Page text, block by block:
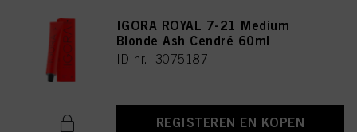
IGORA ROYAL 7-21 Medium
Blonde Ash Cendré 60ml
ID-nr. 3075187
REGISTEREN EN KOPEN